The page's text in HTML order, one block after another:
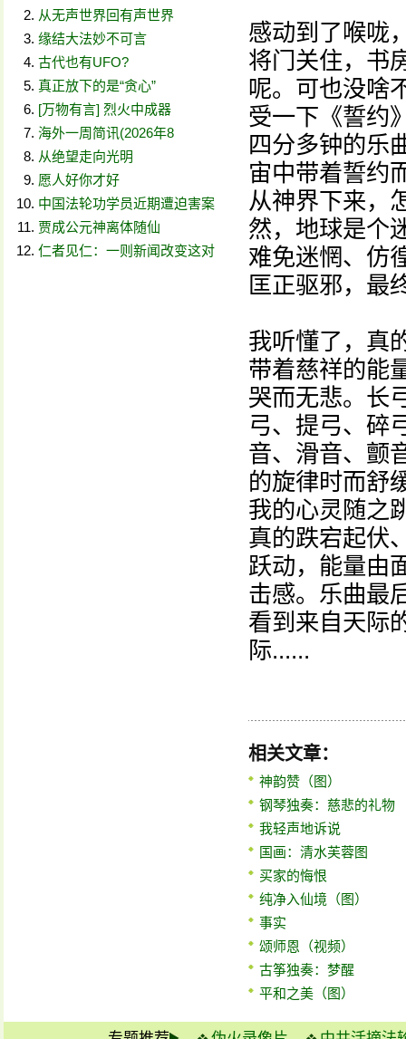
从无声世界回有声世界
缘结大法妙不可言
古代也有UFO?
真正放下的是“贪心”
[万物有言] 烈火中成器
海外一周简讯(2026年8
从绝望走向光明
愿人好你才好
中国法轮功学员近期遭迫害案
贾成公元神离体随仙
仁者见仁：一则新闻改变这对
感动到了喉咙
将门关住，书
呢。可也没啥
受一下《誓约
四分多钟的乐
宙中带着誓约
从神界下来，
然，地球是个
难免迷惘、仿
匡正驱邪，最
我听懂了，真
带着慈祥的能
哭而无悲。长
弓、提弓、碎
音、滑音、颤
的旋律时而舒
我的心灵随之
真的跌宕起伏
跃动，能量由
击感。乐曲最
看到来自天际
际......
相关文章：
神韵赞（图）
钢琴独奏：慈悲的礼物
我轻声地诉说
国画：清水芙蓉图
买家的悔恨
纯净入仙境（图）
事实
颂师恩（视频）
古筝独奏：梦醒
平和之美（图）